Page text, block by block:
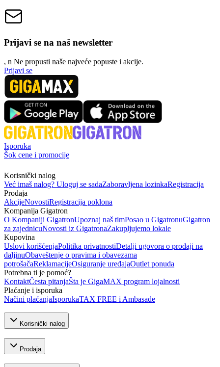
Prijavi se na naš newsletter
, n Ne propusti naše najveće popuste i akcije.
Prijavi se
Isporuka
Šok cene i promocije
Korisnički nalog
Već imaš nalog? Uloguj se sadaZaboravljena lozinkaRegistracija
Prodaja
AkcijeNovostiRegistracija poklona
Kompanija Gigatron
O Kompaniji GigatronUpoznaj naš timPosao u GigatronuGigatron
za zajednicuNovosti iz GigatronaZakupljujemo lokale
Kupovina
Uslovi korišćenjaPolitika privatnostiDetalji ugovora o prodaji na
daljinuObaveštenje o pravima i obavezama
potrošačaReklamacijeOsiguranje uređajaOutlet ponuda
Potrebna ti je pomoć?
KontaktČesta pitanjaŠta je GigaMAX program lojalnosti
Plaćanje i isporuka
Načini plaćanjaIsporukaTAX FREE i Ambasade
Korisnički nalog
Prodaja